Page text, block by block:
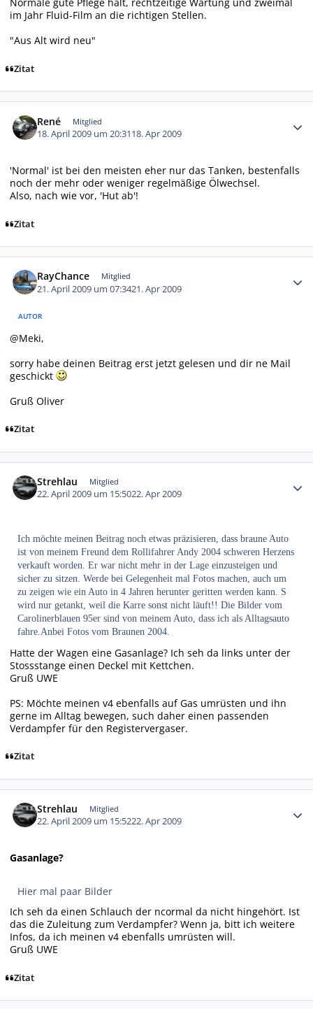
im Jahr Fluid-Film an die richtigen Stellen.
"Aus Alt wird neu"
Zitat
René Mitglied
18. April 2009 um 20:3118. Apr 2009
'Normal' ist bei den meisten eher nur das Tanken, bestenfalls
noch der mehr oder weniger regelmäßige Ölwechsel.
Also, nach wie vor, 'Hut ab'!
Zitat
RayChance Mitglied
21. April 2009 um 07:3421. Apr 2009
AUTOR
@Meki,
sorry habe deinen Beitrag erst jetzt gelesen und dir ne Mail
geschickt
Gruß Oliver
Zitat
Strehlau Mitglied
22. April 2009 um 15:5022. Apr 2009
Ich möchte meinen Beitrag noch etwas präzisieren, dass braune Auto
ist von meinem Freund dem Rollifahrer Andy 2004 schweren Herzens
verkauft worden. Er war nicht mehr in der Lage einzusteigen und
sicher zu sitzen. Werde bei Gelegenheit mal Fotos machen, auch um
zu zeigen wie ein Auto in 4 Jahren herunter geritten werden kann. S
wird nur getankt, weil die Karre sonst nicht läuft!! Die Bilder vom
Carolinerblauen 95er sind von meinem Auto, dass ich als Alltagsauto
fahre.Anbei Fotos vom Braunen 2004.
Hatte der Wagen eine Gasanlage? Ich seh da links unter der
Stossstange einen Deckel mit Kettchen.
Gruß UWE
PS: Möchte meinen v4 ebenfalls auf Gas umrüsten und ihn
gerne im Alltag bewegen, such daher einen passenden
Verdampfer für den Registervergaser.
Zitat
Strehlau Mitglied
22. April 2009 um 15:5222. Apr 2009
Gasanlage?
Hier mal paar Bilder
Ich seh da einen Schlauch der ncormal da nicht hingehört. Ist
das die Zuleitung zum Verdampfer? Wenn ja, bitt ich weitere
Infos, da ich meinen v4 ebenfalls umrüsten will.
Gruß UWE
Zitat